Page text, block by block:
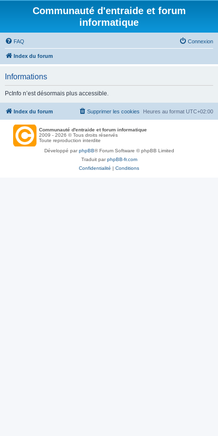
Communauté d'entraide et forum
informatique
FAQ Connexion
Index du forum
Informations
PcInfo n’est désormais plus accessible.
Index du forum Heures au format UTC+02:00
Supprimer les cookies
Communauté d'entraide et forum informatique
2009 - 2026 © Tous droits réservés
Toute reproduction interdite
Développé parphpBB® Forum Software © phpBB Limited
Traduit parphpBB-fr.com
Confidentialité | Conditions